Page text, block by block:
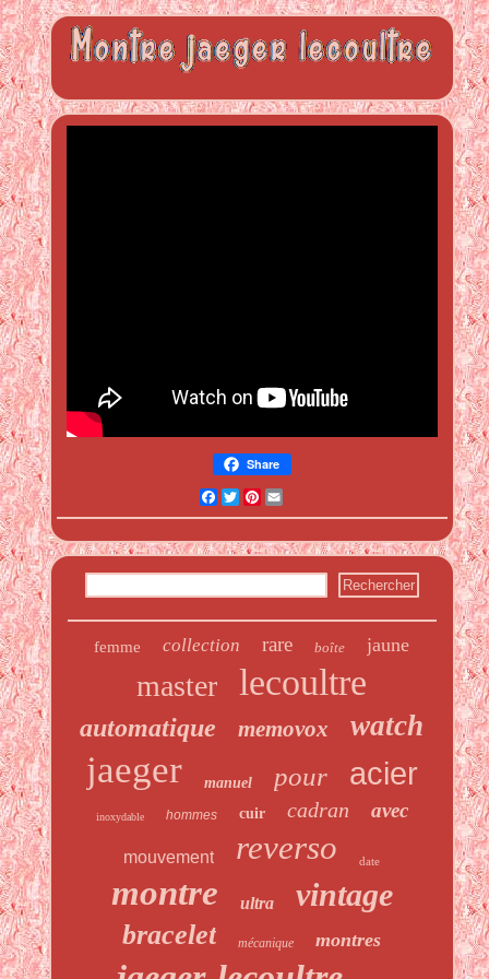
Share
Facebook
Twitter
Pinterest
Email
femme collection rare boîte jaune
master lecoultre
automatique memovox watch
jaeger manuel pour acier
inoxydable hommes cuir cadran avec
mouvement reverso date
montre ultra vintage
bracelet mécanique montres